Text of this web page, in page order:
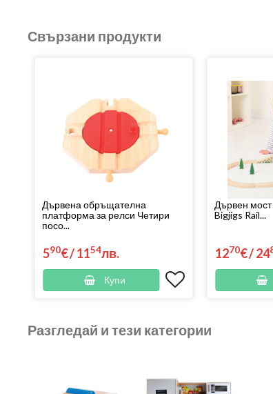
Свързани продукти
Дървена обръщателна
платформа за релси Четири
посо...
590€/1154лв.
Купи
Дървен мост
Bigjigs Rail...
1270€/24
Разгледай и тези категории